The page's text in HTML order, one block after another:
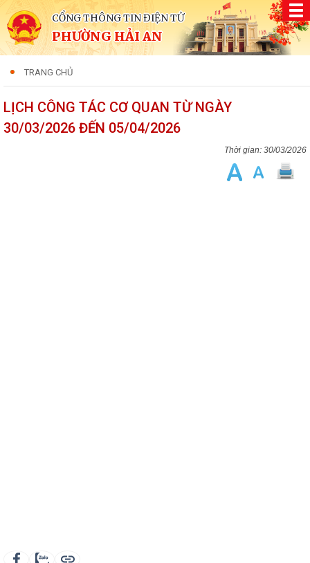
CỔNG THÔNG TIN ĐIỆN TỬ
PHƯỜNG HẢI AN
TRANG CHỦ
LỊCH CÔNG TÁC CƠ QUAN TỪ NGÀY
30/03/2026 ĐẾN 05/04/2026
30/03/2026